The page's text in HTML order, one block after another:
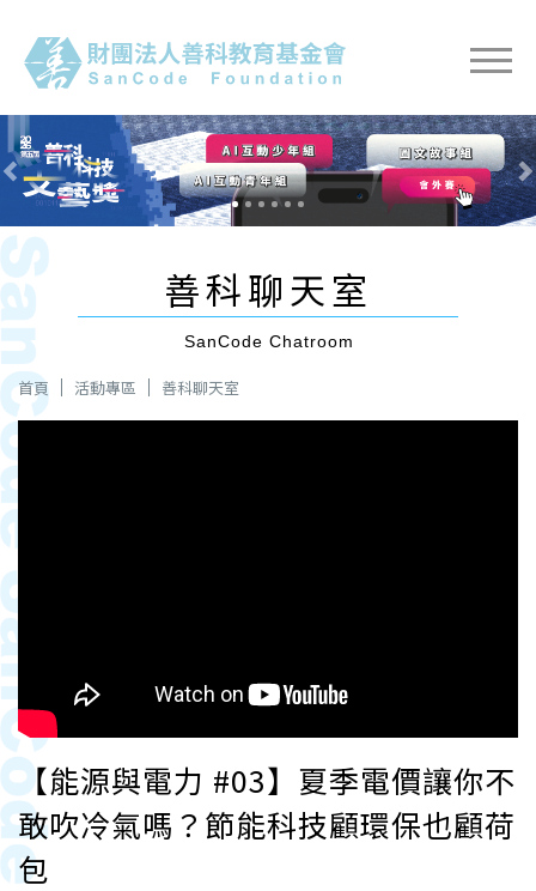
Previous Next
善科聊天室
SanCode Chatroom
首頁 活動專區 善科聊天室
【能源與電力 #03】夏季電價讓你不
敢吹冷氣嗎？節能科技顧環保也顧荷
包